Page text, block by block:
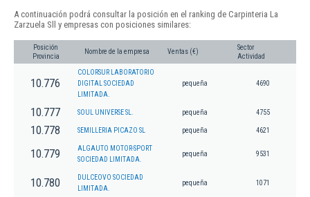
A continuación podrá consultar la posición en el ranking de Carpinteria La
Zarzuela Sll y empresas con posiciones similares:
Posición
Provincia
Nombre de la empresa Ventas (€)
Sector
Actividad
10.776
COLORSUR LABORATORIO
DIGITAL SOCIEDAD
LIMITADA.
pequeña 4690
10.777 SOUL UNIVERSE SL. pequeña 4755
10.778 SEMILLERIA PICAZO SL pequeña 4621
10.779
ALGAUTO MOTOR-SPORT
SOCIEDAD LIMITADA.
pequeña 9531
10.780
DULCEOVO SOCIEDAD
LIMITADA.
pequeña 1071